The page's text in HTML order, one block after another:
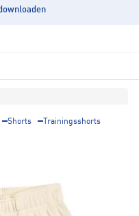
Shorts Trainingsshorts